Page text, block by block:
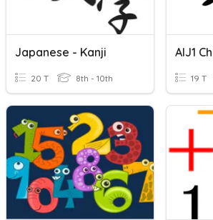
Japanese - Kanji
20 T 8th - 10th
AIJ1
19 T